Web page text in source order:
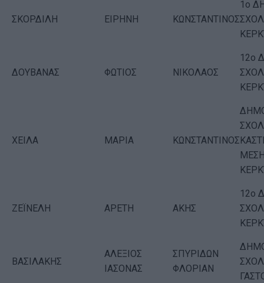
ΣΚΟΡΔΙΛΗ ΕΙΡΗΝΗ ΚΩΝΣΤΑΝΤΙΝΟΣ
1ο
ΔΟΥΒΑΝΑΣ ΦΩΤΙΟΣ ΝΙΚΟΛΑΟΣ
12ο
ΧΕΙΛΑ ΜΑΡΙΑ ΚΩΝΣΤΑΝΤΙΝΟΣ
ΖΕΪΝΕΛΗ ΑΡΕΤΗ ΑΚΗΣ
12ο
ΒΑΣΙΛΑΚΗΣ
ΑΛΕΞΙΟΣ
ΙΑΣΟΝΑΣ
ΣΠΥΡΙΔΩΝ
ΦΛΟΡΙΑΝ